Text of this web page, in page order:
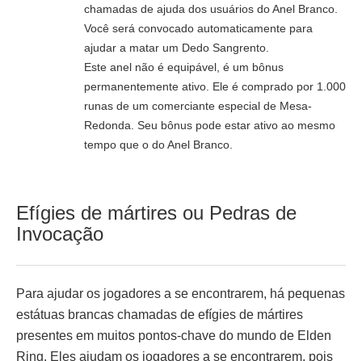
chamadas de ajuda dos usuários do Anel Branco.
Você será convocado automaticamente para
ajudar a matar um Dedo Sangrento.
Este anel não é equipável, é um bônus
permanentemente ativo. Ele é comprado por 1.000
runas de um comerciante especial de Mesa-
Redonda. Seu bônus pode estar ativo ao mesmo
tempo que o do Anel Branco.
Efígies de mártires ou Pedras de
Invocação
Para ajudar os jogadores a se encontrarem, há pequenas
estátuas brancas chamadas de efígies de mártires
presentes em muitos pontos-chave do mundo de Elden
Ring. Eles ajudam os jogadores a se encontrarem, pois